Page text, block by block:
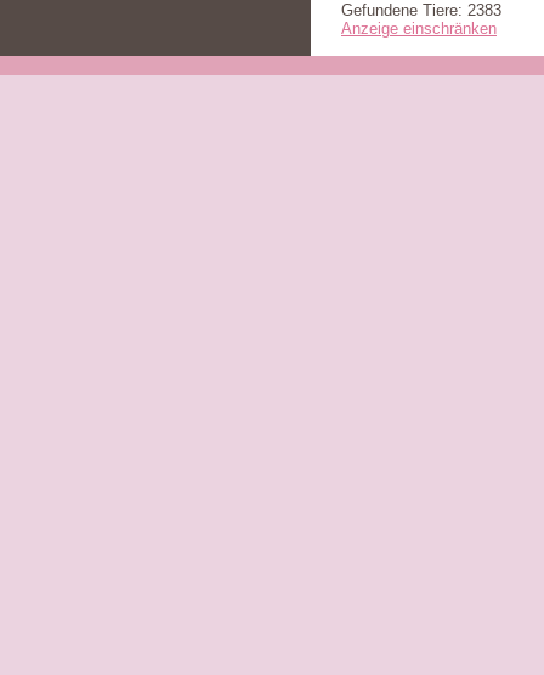
Gefundene Tiere: 2383
Anzeige einschränken